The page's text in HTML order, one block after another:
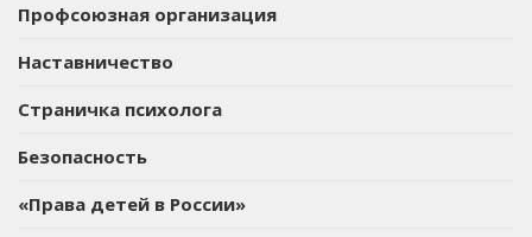
Профсоюзная организация
Наставничество
Страничка психолога
Безопасность
«Права детей в России»